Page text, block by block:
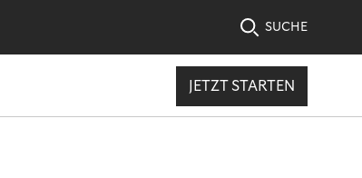
SUCHE
JETZT STARTEN